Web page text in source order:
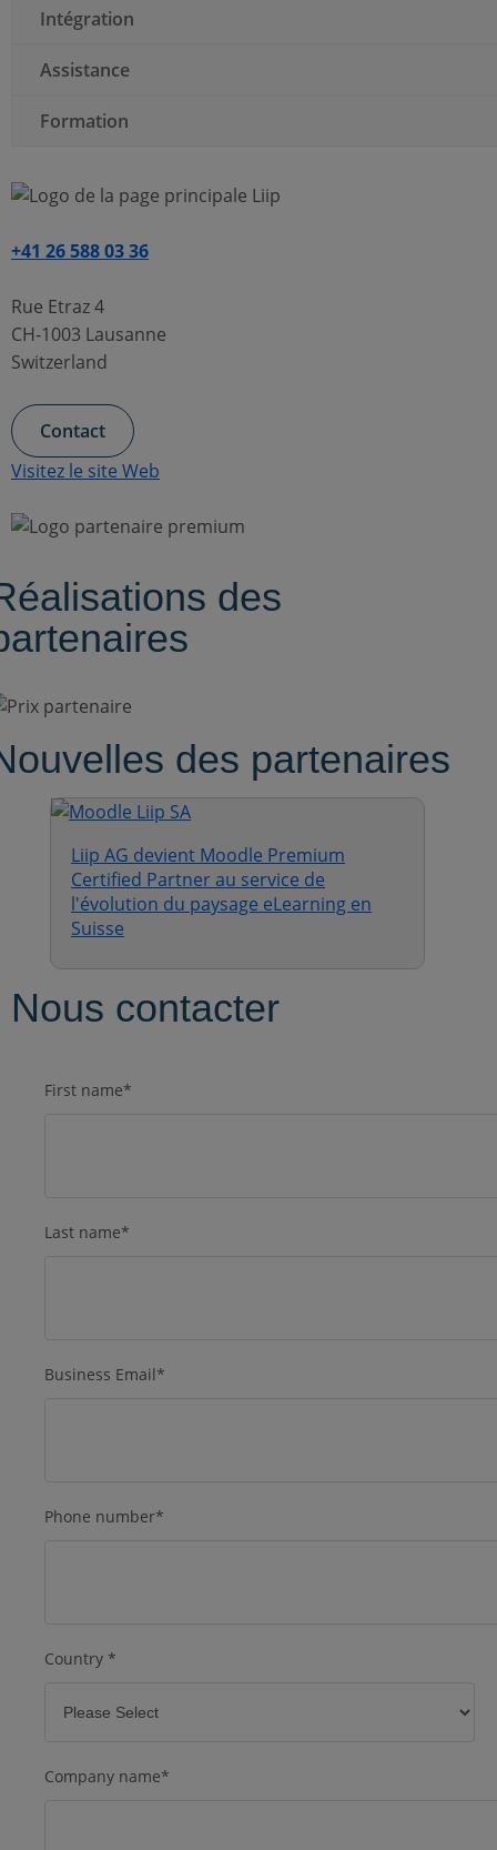
Intégration
Assistance
Formation
+41 26 588 03 36
Rue Etraz 4
CH-1003 Lausanne
Switzerland
Contact
Visitez le site Web
des
des partenaires
Liip AG devient Moodle Premium
Certified Partner au service de
l'évolution du paysage eLearning en
Suisse
Nous contacter
First name*
Last name*
Business Email*
Phone number*
Country *
Company name*